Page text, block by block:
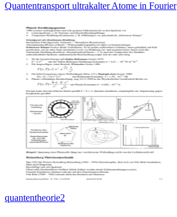
Quantentransport ultrakalter Atome in Fourier
quantentheorie2